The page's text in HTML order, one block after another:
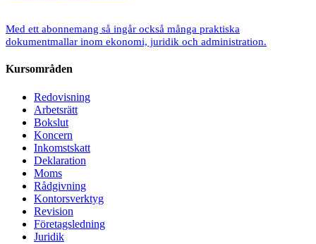
Med ett abonnemang så ingår också många praktiska
dokumentmallar inom ekonomi, juridik och administration.
Kursområden
Redovisning
Arbetsrätt
Bokslut
Koncern
Inkomstskatt
Deklaration
Moms
Rådgivning
Kontorsverktyg
Revision
Företagsledning
Juridik